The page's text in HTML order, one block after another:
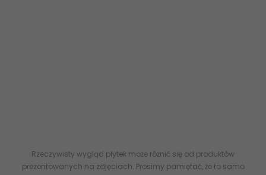
Rzeczywisty wygląd płytek może różnić się od produktów
prezentowanych na zdjęciach. Prosimy pamiętać, że to samo